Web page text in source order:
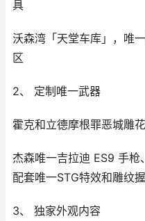
具
沃森湾「天堂车库」，唯
区
2、 定制唯一武器
霍克和立德摩根罪恶城雕
杰森唯一吉拉迪 ES9 手枪
配套唯一STG特效和雕纹
3、 独家外观内容